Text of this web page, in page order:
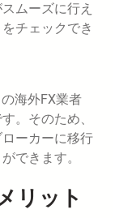
ムーズに行え
チェックでき
海外FX業者
。そのため、
ーカーに移行
できます。
リット